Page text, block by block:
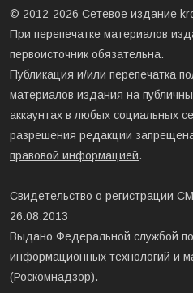
© 2012-2026 Сетевое издание
При перепечатке материалов
первоисточник обязательна.
Публикация и/или перепечатка
материалов издания на
аккаунтах в любых социальных
разрешения редакции
правовой информацией.
Свидетельство о регистрации
26.08.2013
Выдано Федеральной службой
информационных технологий и
(Роскомнадзор).